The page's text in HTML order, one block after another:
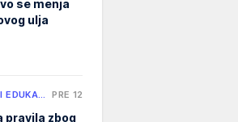
se menja
ulja
EDUKA… PRE 12 H
pravila zbog